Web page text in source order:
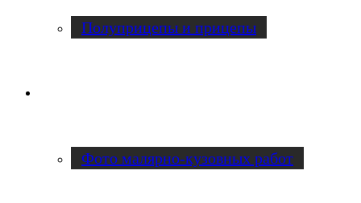
Полуприцепы и прицепы
Фото малярно-кузовных работ